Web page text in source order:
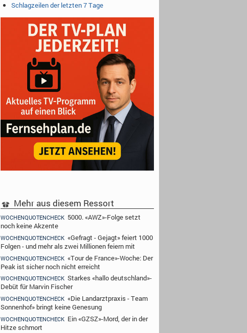
Schlagzeilen der letzten 7 Tage
Mehr aus diesem Ressort
WOCHENQUOTENCHECK 5000. «AWZ»-Folge setzt
noch keine Akzente
WOCHENQUOTENCHECK «Gefragt - Gejagt» feiert 1000
Folgen - und mehr als zwei Millionen feiern mit
WOCHENQUOTENCHECK «Tour de France»-Woche: Der
Peak ist sicher noch nicht erreicht
WOCHENQUOTENCHECK Starkes «hallo deutschland»-
Debüt für Marvin Fischer
WOCHENQUOTENCHECK «Die Landarztpraxis - Team
Sonnenhof» bringt keine Genesung
WOCHENQUOTENCHECK Ein «GZSZ»-Mord, der in der
Hitze schmort